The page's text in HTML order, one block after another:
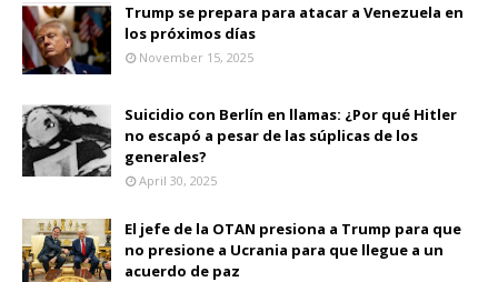
Trump se prepara para atacar a Venezuela en
los próximos días
November 15, 2025
Suicidio con Berlín en llamas: ¿Por qué Hitler
no escapó a pesar de las súplicas de los
generales?
April 30, 2025
El jefe de la OTAN presiona a Trump para que
no presione a Ucrania para que llegue a un
acuerdo de paz